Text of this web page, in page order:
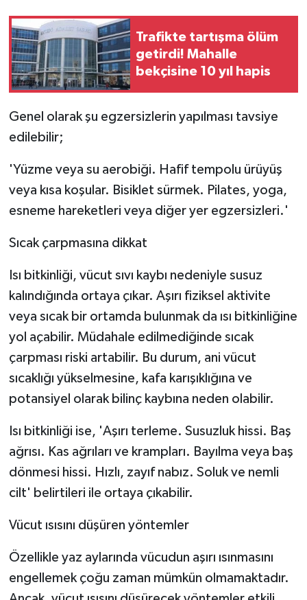
Trafikte tartışma ölüm
getirdi! Mahalle
bekçisine 10 yıl hapis
Genel olarak şu egzersizlerin yapılması tavsiye
edilebilir;
'Yüzme veya su aerobiği. Hafif tempolu ürüyüş
veya kısa koşular. Bisiklet sürmek. Pilates, yoga,
esneme hareketleri veya diğer yer egzersizleri.'
Sıcak çarpmasına dikkat
Isı bitkinliği, vücut sıvı kaybı nedeniyle susuz
kalındığında ortaya çıkar. Aşırı fiziksel aktivite
veya sıcak bir ortamda bulunmak da ısı bitkinliğine
yol açabilir. Müdahale edilmediğinde sıcak
çarpması riski artabilir. Bu durum, ani vücut
sıcaklığı yükselmesine, kafa karışıklığına ve
potansiyel olarak bilinç kaybına neden olabilir.
Isı bitkinliği ise, 'Aşırı terleme. Susuzluk hissi. Baş
ağrısı. Kas ağrıları ve krampları. Bayılma veya baş
dönmesi hissi. Hızlı, zayıf nabız. Soluk ve nemli
cilt' belirtileri ile ortaya çıkabilir.
Vücut ısısını düşüren yöntemler
Özellikle yaz aylarında vücudun aşırı ısınmasını
engellemek çoğu zaman mümkün olmamaktadır.